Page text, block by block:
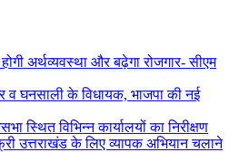
अर्थव्यवस्था और बढ़ेगा रोजगार- सीएम
व घनसाली के विधायक, भाजपा की नई
स्थित विभिन्न कार्यालयों का निरीक्षण
उत्तराखंड के लिए व्यापक अभियान चलाने